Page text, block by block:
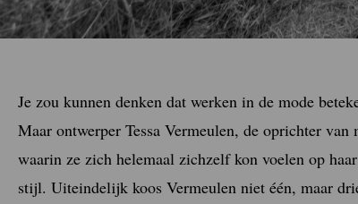
Je zou kunnen denken dat werken in de mode
Maar ontwerper Tessa Vermeulen, de oprichter van
waarin ze zich helemaal zichzelf kon voelen op
stijl. Uiteindelijk koos Vermeulen niet één, maar